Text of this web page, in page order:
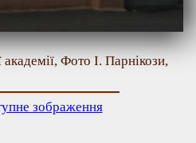
Фото І. Парнікози,
зображення